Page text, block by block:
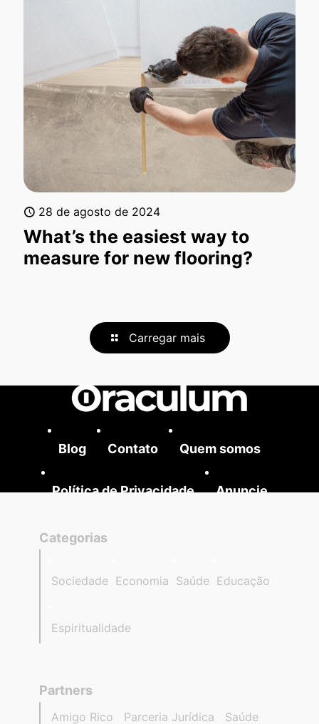
28 de agosto de 2024
What’s the easiest way to
measure for new flooring?
Carregar mais
Blog Contato Quem somos
Política de Privacidade Anuncie
Categorias
Sociedade Economia Saúde Educação
Espiritualidade
Partners
Amigo Rico Parceria Jurídica Saúde